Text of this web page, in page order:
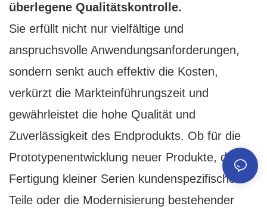
überlegene Qualitätskontrolle.
Sie erfüllt nicht nur vielfältige und
anspruchsvolle Anwendungsanforderungen,
sondern senkt auch effektiv die Kosten,
verkürzt die Markteinführungszeit und
gewährleistet die hohe Qualität und
Zuverlässigkeit des Endprodukts. Ob für die
Prototypenentwicklung neuer Produkte, die
Fertigung kleiner Serien kundenspezifischer
Teile oder die Modernisierung bestehender